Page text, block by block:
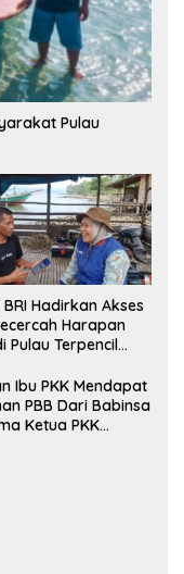
Pulau
Hadirkan Akses
Harapan
Pulau Terpencil
Ibu PKK Mendapat
PBB Dari Babinsa
Ketua PKK